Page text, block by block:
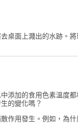
桌面上濺出的水跡。
添加的食用色素溫度
的變化嗎？
作用發生。例如，為